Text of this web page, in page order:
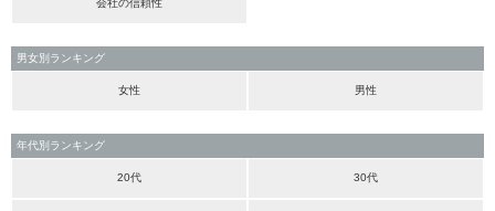
会社の信頼性
男女別ランキング
女性 男性
年代別ランキング
20代 30代